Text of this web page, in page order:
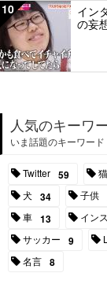
10
イン
の妄
人気のキーワ
いま話題のキーワード
Twitter 59 猫
犬 34 子供
車 13 イン
サッカー 9
名言 8